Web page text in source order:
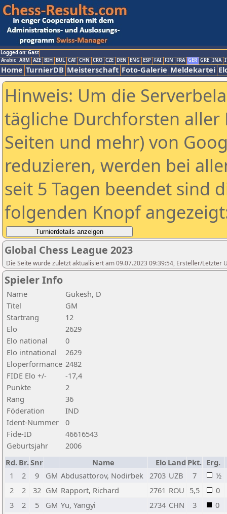
Logged on: Gast
Arabic ARM AZE BIH BUL CAT CHN CRO CZE DEN ENG ESP FAI FIN FRA GER GRE INA
Home TurnierDB Meisterschaft Foto-Galerie Meldekartei
Hinweis: Um die
tägliche Durchforsten aller
Seiten und mehr) von
reduzieren, werden bei
seit 5 Tagen beendet sind
folgenden Knopf
Global Chess League 2023
Die Seite wurde zuletzt aktualisiert am 09.07.2023 09:39:54, Ersteller/Letzter
Spieler Info
Name
Gukesh, D
Titel
GM
Startrang
12
Elo
2629
Elo national
0
Elo intnational
2629
Eloperformance 2482
FIDE Elo +/-
-17,4
Punkte
2
Rang
36
Föderation
IND
Ident-Nummer
0
Fide-ID
46616543
Geburtsjahr
2006
Rd. Br.Snr Name Elo Land Pkt. Erg.
1
2 9 GM Abdusattorov, Nodirbek 2703 UZB 7 ½
2
2 32 GM Rapport, Richard 2761 ROU 5,5 0
3
2 5 GM Yu, Yangyi 2734 CHN 3 0